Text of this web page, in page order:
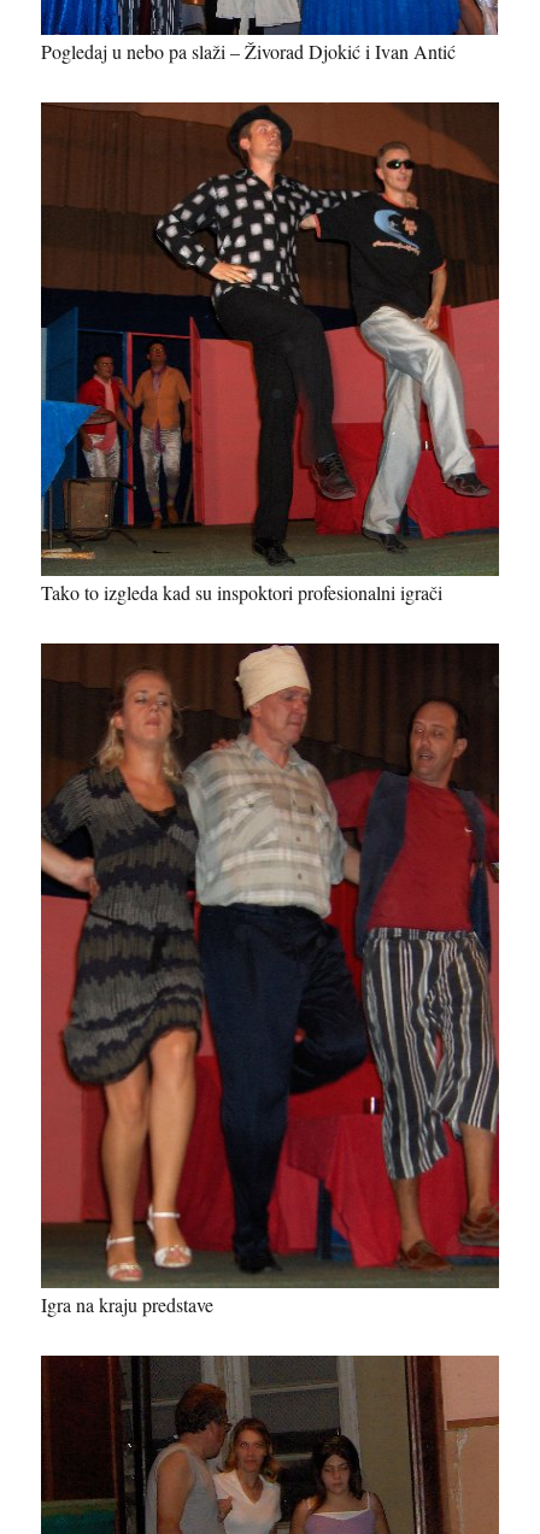
Pogledaj u nebo pa slaži – Živorad Djokić i Ivan Antić
Tako to izgleda kad su inspoktori profesionalni igrači
Igra na kraju predstave